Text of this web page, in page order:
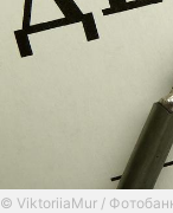
© ViktoriiaMur /